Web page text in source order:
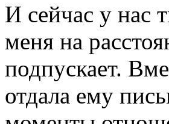
И сейчас у нас
меня на
подпускает.
отдала ему